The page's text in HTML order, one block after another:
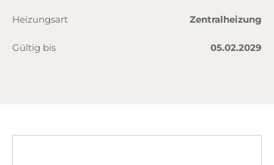
Heizungsart Zentralheizung
Gültig bis 05.02.2029